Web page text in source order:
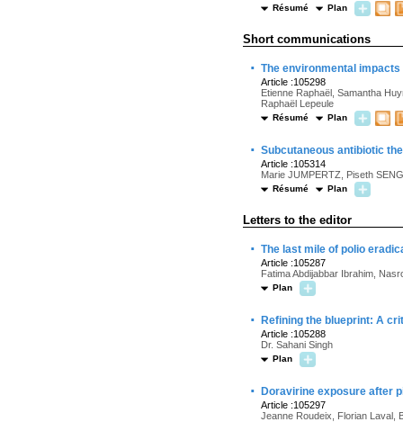
Résumé Plan
Short communications
· The environmental
Article :105298
Etienne Raphaël, Samantha
Raphaël Lepeule
Résumé Plan
· Subcutaneous antibiotic
Article :105314
Marie JUMPERTZ, Piseth
Résumé Plan
Letters to the editor
· The last mile of polio
Article :105287
Fatima Abdijabbar Ibrahim,
Plan
· Refining the blueprint: A
Article :105288
Dr. Sahani Singh
Plan
· Doravirine exposure after
Article :105297
Jeanne Roudeix, Florian Laval,